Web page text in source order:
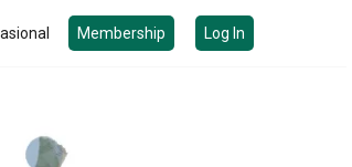
Membership Log In